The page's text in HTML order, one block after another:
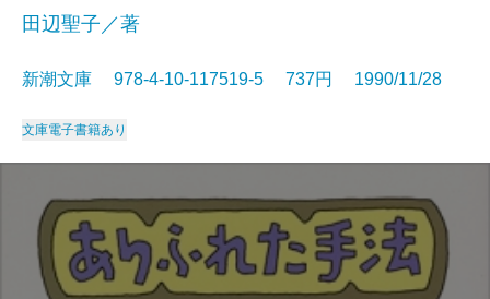
田辺聖子／著
新潮文庫 978-4-10-117519-5 737円 1990/11/28
文庫電子書籍あり